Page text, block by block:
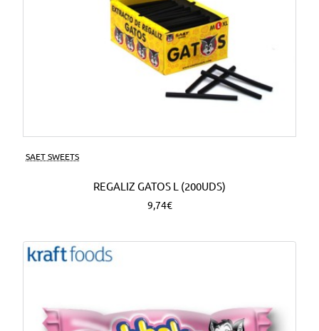
SAET SWEETS
REGALIZ GATOS L (200UDS)
9,74€